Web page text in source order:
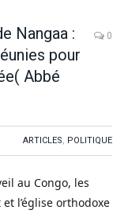
Nangaa :
pour
Abbé
0
ARTICLES, POLITIQUE
au Congo, les
l’église orthodoxe